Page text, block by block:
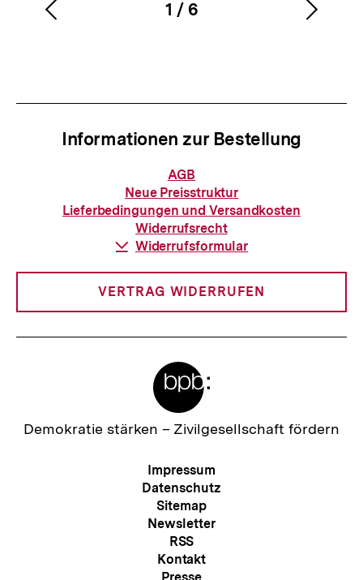
Karussellinhalt
1
von
/ 6
Vorherigen
Informationen zur Bestellung
Informationen
zur
Bestellung
AGB
Neue Preisstruktur
Lieferbedingungen und Versandkosten
Widerrufsrecht
Download-
Widerrufsformular
VERTRAG WIDERRUFEN
Zur
Demokratie stärken – Zivilgesellschaft fördern
Meta-
Navigation
Impressum
Datenschutz
Sitemap
Newsletter
RSS
Kontakt
Presse